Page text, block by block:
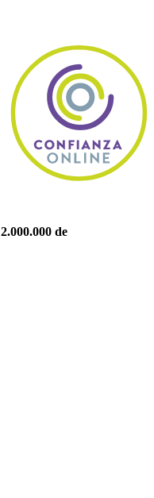
2.000.000 de